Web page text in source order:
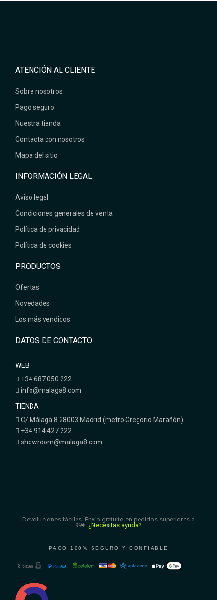
ATENCIÓN AL CLIENTE
Sobre nosotros
Pago seguro
Nuestra tienda
Contacta con nosotros
Mapa del sitio
INFORMACIÓN LEGAL
Aviso legal
Condiciones generales de venta
Política de privacidad
Política de cookies
PRODUCTOS
Ofertas
Novedades
Los más vendidos
DATOS DE CONTACTO
WEB
+34 687 050 222
info@malaga8.com
TIENDA
C/ Málaga 8 28003 Madrid (metro Gregorio Marañón)
+34 914 427 222
showroom@malaga8.com
Devoluciones fáciles. Envío gratuito en pedidos superiores a
99€. ¿Necesitas ayuda?
PAGO 100% SEGURO Y CONFIABLE